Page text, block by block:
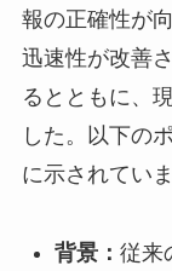
報の正確性が
迅速性が改善
るとともに、
した。以下の
に示されていま
背景： 従来